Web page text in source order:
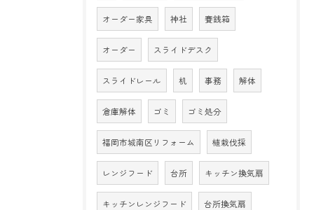
オーダー家具 神社 賽銭箱
オーダー スライドデスク
スライドレール 机 事務 解体
倉庫解体 ゴミ ゴミ処分
福岡市城南区リフォーム 植栽伐採
レンジフード 台所 キッチン換気扇
キッチンレンジフード 台所換気扇